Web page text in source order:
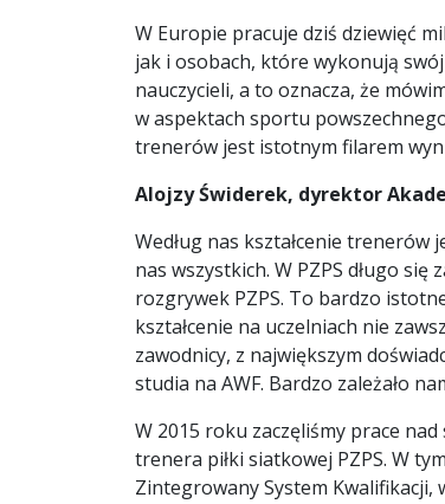
W Europie pracuje dziś dziewięć
jak i osobach, które wykonują
nauczycieli, a to oznacza, że
w aspektach sportu
trenerów jest istotnym filarem
Alojzy Świderek, dyrektor
Według nas kształcenie trenerów
nas wszystkich. W PZPS długo
rozgrywek PZPS. To bardzo
kształcenie na uczelniach nie
zawodnicy, z największym
studia na AWF. Bardzo zależało
W 2015 roku zaczęliśmy prace
trenera piłki siatkowej PZPS. W
Zintegrowany System